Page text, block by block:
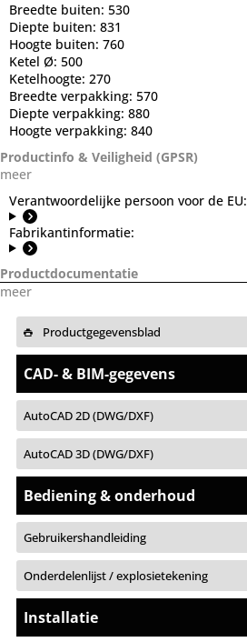
Breedte buiten: 530
Diepte buiten: 831
Hoogte buiten: 760
Ketel Ø: 500
Ketelhoogte: 270
Breedte verpakking: 570
Diepte verpakking: 880
Hoogte verpakking: 840
Productinfo & Veiligheid (GPSR)
meer
Verantwoordelijke persoon voor de EU:
Fabrikantinformatie:
Productdocumentatie
meer
Productgegevensblad
CAD- & BIM-gegevens
AutoCAD 2D (DWG/DXF)
AutoCAD 3D (DWG/DXF)
Bediening & onderhoud
Gebruikershandleiding
Onderdelenlijst / explosietekening
Installatie